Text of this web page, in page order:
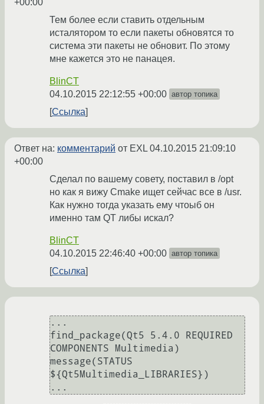
+00:00
Тем более если ставить отдельным
исталятором то если пакеты обновятся то
система эти пакеты не обновит. По этому
мне кажется это не панацея.
BlinCT
04.10.2015 22:12:55 +00:00 автор топика
Ссылка
Ответ на: комментарий от EXL04.10.2015 21:09:10
+00:00
Сделал по вашему совету, поставил в /opt
но как я вижу Cmake ищет сейчас все в /usr.
Как нужно тогда указать ему чтоыб он
именно там QT либы искал?
BlinCT
04.10.2015 22:46:40 +00:00 автор топика
Ссылка
...
find_package(Qt5 5.4.0 REQUIRED
COMPONENTS Multimedia)
message(STATUS
${Qt5Multimedia_LIBRARIES})